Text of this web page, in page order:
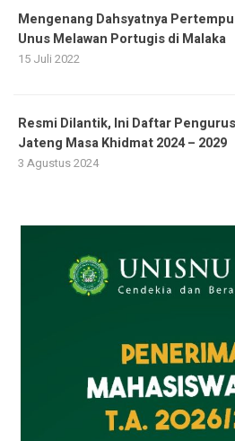
Mengenang Dahsyatnya
Unus Melawan Portugis di Malaka
15 Juli 2022
Resmi Dilantik, Ini Daftar Pengurus
Jateng Masa Khidmat 2024 – 2029
3 Agustus 2024